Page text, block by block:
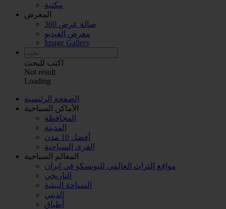
مكتبة
المعرض
صالة عرض 360
معرض الفيديو
Image Gallery
اكتب للبحث
Not result
Loading
الصفحة الرئیسية
الأماکن السیاحية
المحافظة
المدينة
أفضل 10 مدن
القرى السياحية
المعالم السياحية
مواقع التراث العالمي لليونسكو في إيران
التاريخي
السياحة البيئية
الديني
أطباق